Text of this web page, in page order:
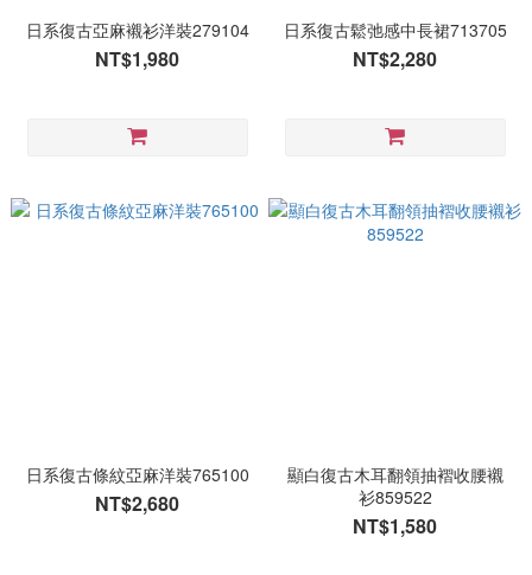
日系復古亞麻襯衫洋裝279104
NT$1,980
日系復古鬆弛感中長裙713705
NT$2,280
日系復古條紋亞麻洋裝765100
NT$2,680
顯白復古木耳翻領抽褶收腰襯
衫859522
NT$1,580